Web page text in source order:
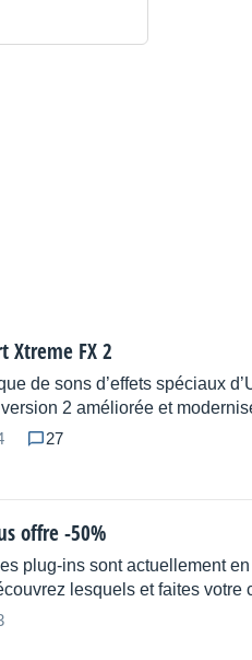
Xtreme FX 2
de sons d’effets spéciaux
2 améliorée et
27
offre -50%
plug-ins sont actuellement
lesquels et faites votre